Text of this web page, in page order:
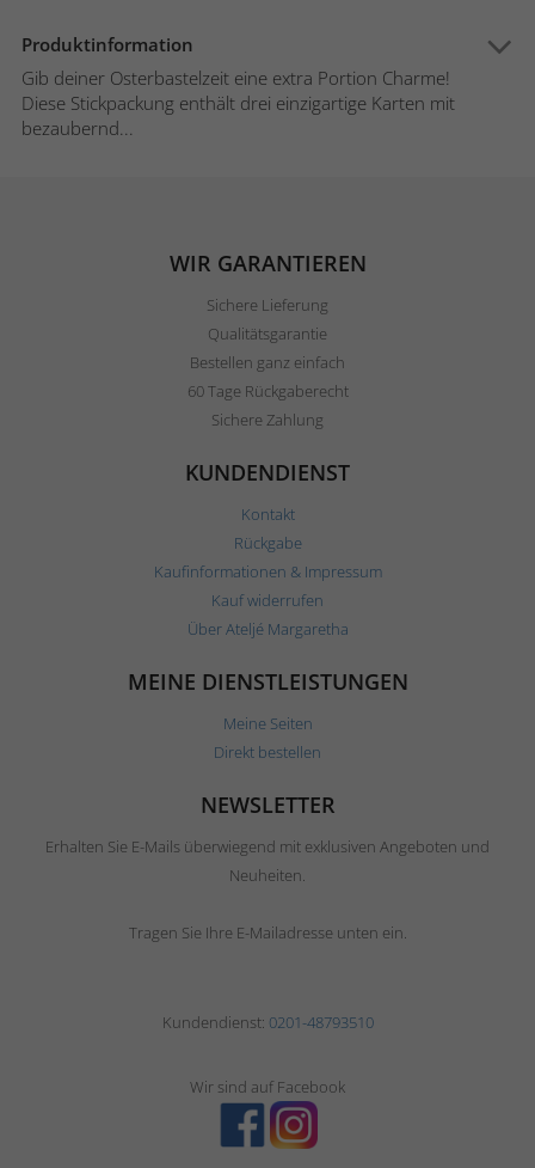
Produktinformation
Gib deiner Osterbastelzeit eine extra Portion Charme!
Diese Stickpackung enthält drei einzigartige Karten mit
bezaubernd...
WIR GARANTIEREN
Sichere Lieferung
Qualitätsgarantie
Bestellen ganz einfach
60 Tage Rückgaberecht
Sichere Zahlung
KUNDENDIENST
Kontakt
Rückgabe
Kaufinformationen & Impressum
Kauf widerrufen
Über Ateljé Margaretha
MEINE DIENSTLEISTUNGEN
Meine Seiten
Direkt bestellen
NEWSLETTER
Erhalten Sie E-Mails überwiegend mit exklusiven Angeboten und
Neuheiten.
Tragen Sie Ihre E-Mailadresse unten ein.
Kundendienst: 0201-48793510
Wir sind auf Facebook